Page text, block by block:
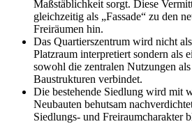
Maßstäblichkeit sorgt. Diese
gleichzeitig als „Fassade“ zu den
Freiräumen hin.
Das Quartierszentrum wird nicht
Platzraum interpretiert sondern als
sowohl die zentralen Nutzungen
Baustrukturen verbindet.
Die bestehende Siedlung wird mit
Neubauten behutsam
Siedlungs- und Freiraumcharakter